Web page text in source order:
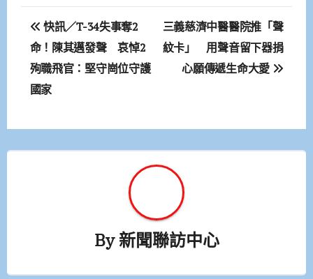
文
章
導
快訊／T-34失事奪2
命！陳其邁發聲 哀悼2
殉職飛官：堅守崗位守護
國家
三義慈濟中醫醫院推「聲
紋卡」 用聲音留下器捐
心願傳遞生命大愛
By新聞聯訪中心